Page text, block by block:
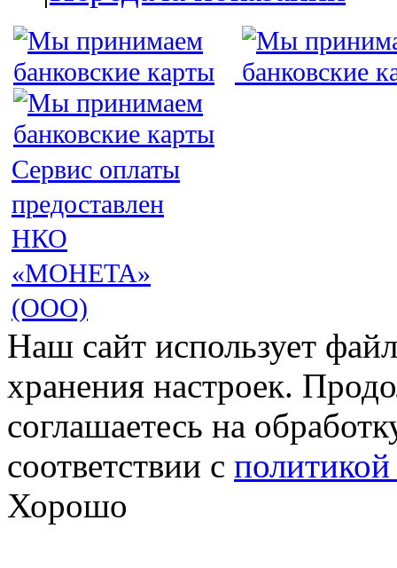
Сервис оплаты
предоставлен
НКО
«МОНЕТА»
(ООО)
Наш сайт использует
хранения настроек.
соглашаетесь на
соответствии с
Хорошо